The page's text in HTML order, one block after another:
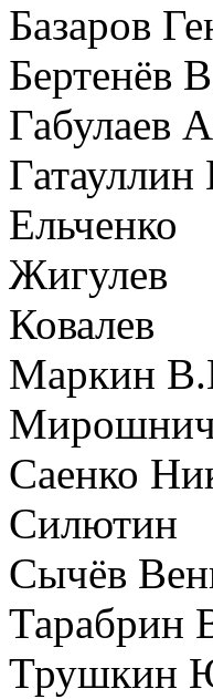
Базаров
Бертенёв
Габулаев
Ельченко
Жигулев
Ковалев
Маркин
Саенко
Силютин
Сычёв
Тарабрин
Трушкин